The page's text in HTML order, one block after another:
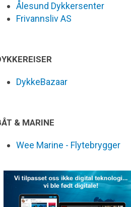
Ålesund Dykkersenter
Frivannsliv AS
DykkeBazaar
& MARINE
Wee Marine - Flytebrygger